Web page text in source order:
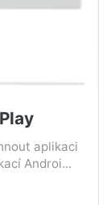
aplikaci
Androi...